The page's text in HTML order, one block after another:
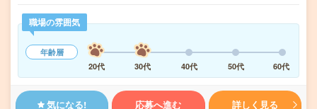
職場の雰囲気
年齢層
20代
30代 40代 50代 60代
気になる! 応募へ進む 詳しく見る